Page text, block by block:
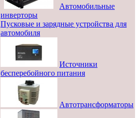
Автомобильные
инверторы
Пусковые и зарядные устройства для
автомобиля
Источники
бесперебойного питания
Автотрансформаторы